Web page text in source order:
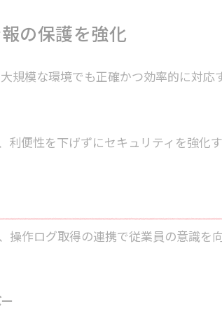
の保護を強化
規模な環境でも正確かつ効率的に対応
利便性を下げずにセキュリティを強化す
操作ログ取得の連携で従業員の意識を